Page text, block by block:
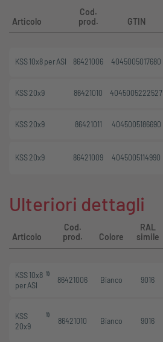
Articolo
Cod.
prod.
GTIN
KSS 10x8 per ASI 86421006 4045005017680
KSS 20x9 86421010 4045005222527
KSS 20x9 86421011 4045005186690
KSS 20x9 86421009 4045005114990
Ulteriori dettagli
Articolo
Cod.
prod.
Colore
RAL
simile
KSS 10x8
per ASI
1)
86421006 Bianco 9016
KSS
20x9
1)
86421010 Bianco 9016